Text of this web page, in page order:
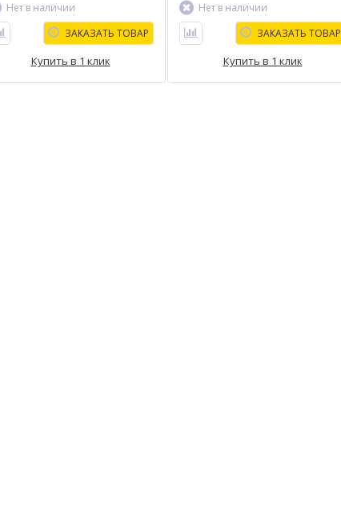
Нет в наличии
ЗАКАЗАТЬ ТОВАР
Купить в 1 клик
Нет в наличии
ЗАКАЗАТЬ ТОВАР
Купить в 1 клик